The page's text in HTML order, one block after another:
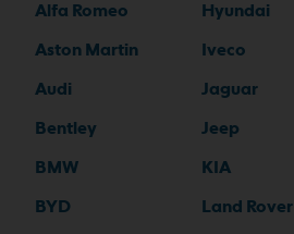
Alfa Romeo
Aston Martin
Audi
Bentley
BMW
BYD
Hyundai
Iveco
Jaguar
Jeep
KIA
Land Rover